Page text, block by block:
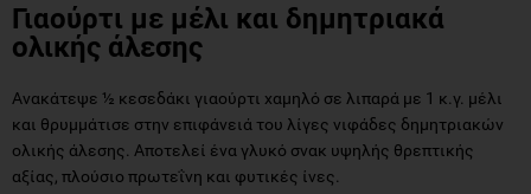
Γιαούρτι με μέλι και δημητριακά
ολικής άλεσης
Ανακάτεψε ½ κεσεδάκι γιαούρτι χαμηλό σε λιπαρά με 1 κ.γ. μέλι
και θρυμμάτισε στην επιφάνειά του λίγες νιφάδες δημητριακών
ολικής άλεσης. Αποτελεί ένα γλυκό σνακ υψηλής θρεπτικής
αξίας, πλούσιο πρωτεΐνη και φυτικές ίνες.